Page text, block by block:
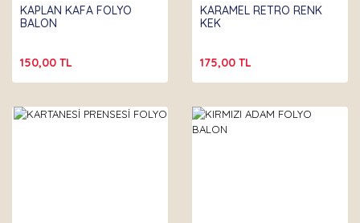
KAPLAN KAFA FOLYO
BALON
150,00 TL
KARAMEL RETRO RENK
KEK
175,00 TL